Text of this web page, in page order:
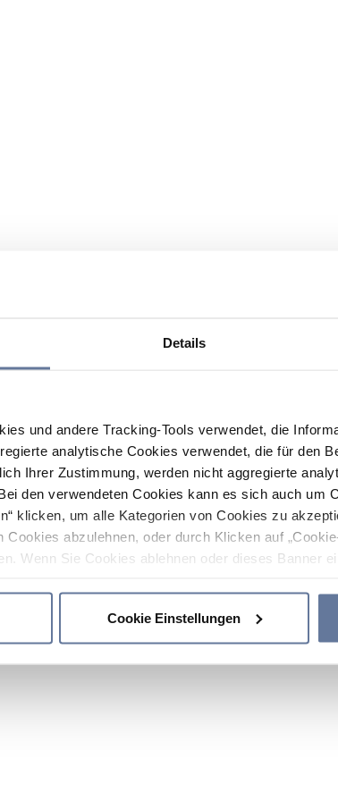
Details
und andere Tracking-Tools verwendet, die
analytische Cookies verwendet, die für den
Ihrer Zustimmung, werden nicht aggregierte
den verwendeten Cookies kann es sich auch um
klicken, um alle Kategorien von Cookies zu
Cookies abzulehnen, oder durch Klicken auf
Wenn Sie Cookies ablehnen oder dieses Banner
Cookie Einstellungen